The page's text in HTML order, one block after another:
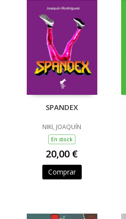
SPANDEX
NIKI, JOAQUÍN
En stock
20,00 €
Comprar